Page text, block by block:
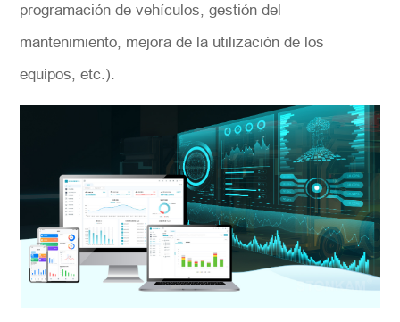
programación de vehículos, gestión del
mantenimiento, mejora de la utilización de los
equipos, etc.).